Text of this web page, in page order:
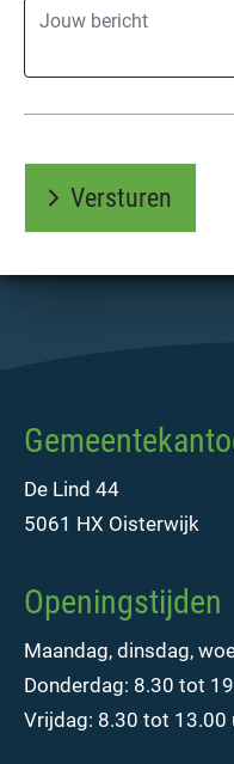
Versturen
De Lind 44
5061 HX Oisterwijk
Openingstijden
Maandag, dinsdag,
Donderdag: 8.30 tot
Vrijdag: 8.30 tot 13.00